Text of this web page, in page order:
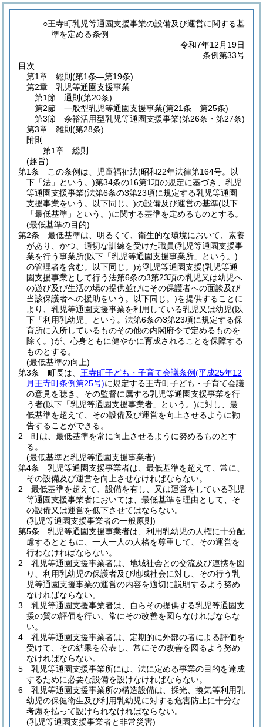
○王寺町乳児等通園支援事業の設備及び運営に関する基
準を定める条例
令和7年12月19日
条例第33号
目次
第1章
総則 (第1条―第19条)
第2章
乳児等通園支援事業
第1節
通則 (第20条)
第2節
一般型乳児等通園支援事業(第21条―第25条)
第3節
余裕活用型乳児等通園支援事業(第26条・第27条)
第3章
雑則 (第28条)
附則
第1章
総則
(趣旨)
第1条
この条例は、児童福祉法(昭和22年法律第164号。以
下「法」という。)第34条の16第1項の規定に基づき、乳児
等通園支援事業(法第6条の3第23項に規定する乳児等通園
支援事業をいう。以下同じ。)の設備及び運営の基準(以下
「最低基準」という。)に関する基準を定めるものとする。
(最低基準の目的)
第2条
最低基準は、明るくて、衛生的な環境において、素養
があり、かつ、適切な訓練を受けた職員(乳児等通園支援事
業を行う事業所(以下「乳児等通園支援事業所」という。)
の管理者を含む。以下同じ。)が乳児等通園支援(乳児等通
園支援事業として行う法第6条の3第23項の乳児又は幼児へ
の遊び及び生活の場の提供並びにその保護者への面談及び
当該保護者への援助をいう。以下同じ。)を提供することに
より、乳児等通園支援事業を利用している乳児又は幼児(以
下「利用乳幼児」という。法第6条の3第23項に規定する保
育所に入所しているものその他の内閣府令で定めるものを
除く。)が、心身ともに健やかに育成されることを保障する
ものとする。
(最低基準の向上)
第3条
町長は、 王寺町子ども・子育て会議条例(平成25年12
月王寺町条例第25号)に規定する王寺町子ども・子育て会議
の意見を聴き、その監督に属する乳児等通園支援事業を行
う者(以下「乳児等通園支援事業者」という。)に対し、最
低基準を超えて、その設備及び運営を向上させるように勧
告することができる。
2
町は、最低基準を常に向上させるように努めるものとす
る。
(最低基準と乳児等通園支援事業者)
第4条
乳児等通園支援事業者は、最低基準を超えて、常に、
その設備及び運営を向上させなければならない。
2
最低基準を超えて、設備を有し、又は運営をしている乳児
等通園支援事業者においては、最低基準を理由として、そ
の設備又は運営を低下させてはならない。
(乳児等通園支援事業者の一般原則)
第5条
乳児等通園支援事業者は、利用乳幼児の人権に十分配
慮するとともに、一人一人の人格を尊重して、その運営を
行わなければならない。
2
乳児等通園支援事業者は、地域社会との交流及び連携を図
り、利用乳幼児の保護者及び地域社会に対し、その行う乳
児等通園支援事業の運営の内容を適切に説明するよう努め
なければならない。
3
乳児等通園支援事業者は、自らその提供する乳児等通園支
援の質の評価を行い、常にその改善を図らなければならな
い。
4
乳児等通園支援事業者は、定期的に外部の者による評価を
受けて、その結果を公表し、常にその改善を図るよう努め
なければならない。
5
乳児等通園支援事業所には、法に定める事業の目的を達成
するために必要な設備を設けなければならない。
6
乳児等通園支援事業所の構造設備は、採光、換気等利用乳
幼児の保健衛生及び利用乳幼児に対する危害防止に十分な
考慮を払って設けられなければならない。
(乳児等通園支援事業者と非常災害)